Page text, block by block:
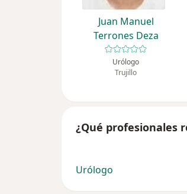
Juan Manuel
Terrones Deza
Urólogo
Trujillo
¿Qué profesionales
Urólogo